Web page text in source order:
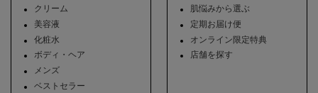
クリーム
美容液
化粧水
ボディ・ヘア
メンズ
ベストセラー
肌悩みから選ぶ
定期お届け便
オンライン限定特典
店舗を探す